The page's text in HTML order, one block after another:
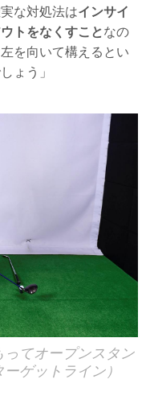
な対処法はインサイ
ウトをなくすことなの
を向いて構えるとい
ょう」
てオープンスタン
ゲットライン）